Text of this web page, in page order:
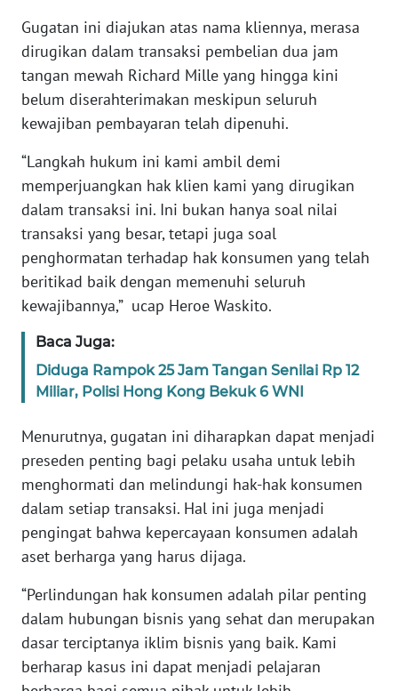
Gugatan ini diajukan atas nama kliennya, merasa
dirugikan dalam transaksi pembelian dua jam
tangan mewah Richard Mille yang hingga kini
belum diserahterimakan meskipun seluruh
kewajiban pembayaran telah dipenuhi.
“Langkah hukum ini kami ambil demi
memperjuangkan hak klien kami yang dirugikan
dalam transaksi ini. Ini bukan hanya soal nilai
transaksi yang besar, tetapi juga soal
penghormatan terhadap hak konsumen yang telah
beritikad baik dengan memenuhi seluruh
kewajibannya,” ucap Heroe Waskito.
Baca Juga:
Diduga Rampok 25 Jam Tangan Senilai Rp 12
Miliar, Polisi Hong Kong Bekuk 6 WNI
Menurutnya, gugatan ini diharapkan dapat menjadi
preseden penting bagi pelaku usaha untuk lebih
menghormati dan melindungi hak-hak konsumen
dalam setiap transaksi. Hal ini juga menjadi
pengingat bahwa kepercayaan konsumen adalah
aset berharga yang harus dijaga.
“Perlindungan hak konsumen adalah pilar penting
dalam hubungan bisnis yang sehat dan merupakan
dasar terciptanya iklim bisnis yang baik. Kami
berharap kasus ini dapat menjadi pelajaran
WN
KEPRI
WN
WN
PAPUA
WN
RIAU
WN
WN
WN
SULTRA
WN
NTB
WN
SULTENG
WN
SULBAR